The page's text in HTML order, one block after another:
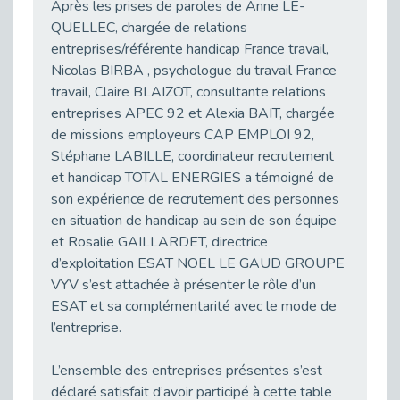
Publié le 11/04/2026
Recrutement des seniors : Un levier de transformation pour les ETI franciliennes
Publié le 11/04/2026
"Dois-je préciser que je suis handicapé sur mon CV?"
Publié le 07/04/2026
Handicap psychique au travail : et si nous changions de regard - vidéo
Publié le 03/04/2026
Avril, mois de l’accompagnement dans l’emploi avec Cap emploi.
Publié le 01/04/2026
Handicap invisible au travail : se taire ou parler? - vidéo
Publié le 31/03/2026
CDD de reconversion : un nouveau contrat pour sécuriser le changement de métier.
Publié le 30/03/2026
Après les prises de paroles de Anne LE-
QUELLEC, chargée de relations
entreprises/référente handicap France travail,
Nicolas BIRBA , psychologue du travail France
travail, Claire BLAIZOT, consultante relations
entreprises APEC 92 et Alexia BAIT, chargée
de missions employeurs CAP EMPLOI 92,
Stéphane LABILLE, coordinateur recrutement
et handicap TOTAL ENERGIES a témoigné de
son expérience de recrutement des personnes
en situation de handicap au sein de son équipe
et Rosalie GAILLARDET, directrice
d’exploitation ESAT NOEL LE GAUD GROUPE
VYV s’est attachée à présenter le rôle d’un
ESAT et sa complémentarité avec le mode de
l’entreprise.
L’ensemble des entreprises présentes s’est
déclaré satisfait d’avoir participé à cette table